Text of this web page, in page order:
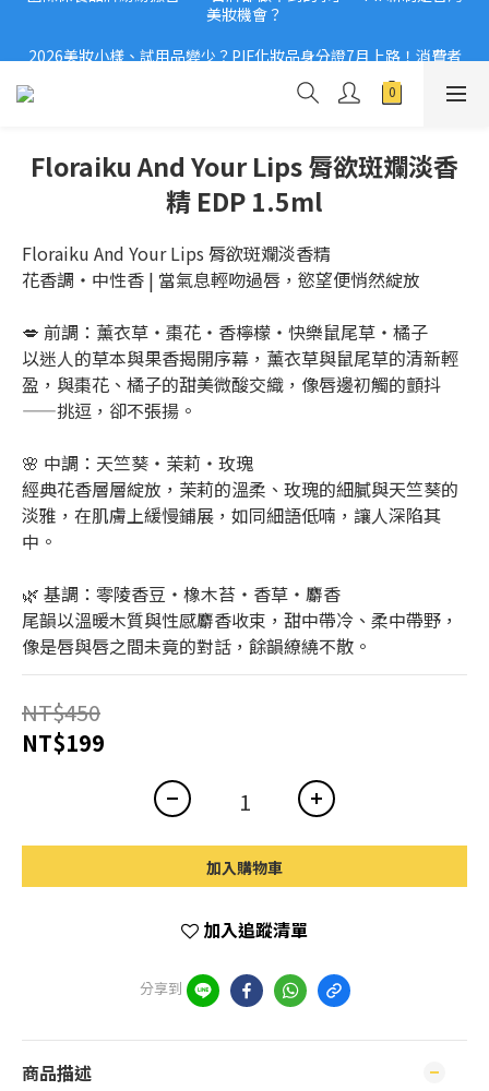
2026美妝小樣、試用品變少？PIF化妝品身分證7月上路！消費者
必懂5觀念
Floraiku And Your Lips 脣欲斑斕淡香
精 EDP 1.5ml
Floraiku And Your Lips 脣欲斑斕淡香精
花香調・中性香 | 當氣息輕吻過唇，慾望便悄然綻放
💋 前調：薰衣草・棗花・香檸檬・快樂鼠尾草・橘子
以迷人的草本與果香揭開序幕，薰衣草與鼠尾草的清新輕
盈，與棗花、橘子的甜美微酸交織，像唇邊初觸的顫抖
——挑逗，卻不張揚。
🌸 中調：天竺葵・茉莉・玫瑰
經典花香層層綻放，茉莉的溫柔、玫瑰的細膩與天竺葵的
淡雅，在肌膚上緩慢鋪展，如同細語低喃，讓人深陷其
中。
🌿 基調：零陵香豆・橡木苔・香草・麝香
尾韻以溫暖木質與性感麝香收束，甜中帶冷、柔中帶野，
像是唇與唇之間未竟的對話，餘韻繚繞不散。
NT$450
NT$199
加入購物車
加入追蹤清單
分享到
商品描述